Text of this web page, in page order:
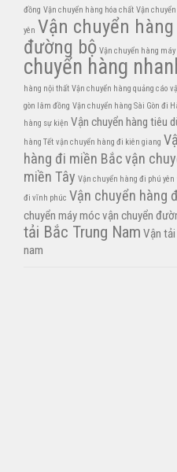
đồng Vận chuyển hàng hóa chất Vận
yên Vận chuyển
đường bộ Vận chuyển hàng máy
chuyển hàng
hàng nội thất Vận chuyển hàng quảng cáo
gòn lâm đồng Vận chuyển hàng Sài Gòn đi
hàng sự kiện Vận chuyển hàng tiêu
hàng Tết vận chuyển hàng đi kiên giang
hàng đi miền Bắcvận
miền Tây Vận chuyển hàng đi phú yên
đi vĩnh phúc Vận chuyển hàng
chuyển máy mócvận chuyển
tải Bắc Trung Nam Vận
nam